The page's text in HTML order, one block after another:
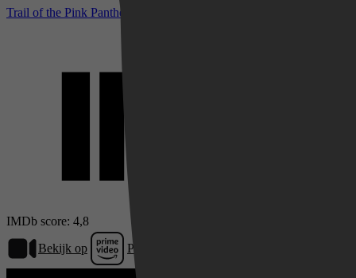
Trail of the Pink Panther bij IMDb
IMDb score: 4,8
Bekijk op
Prime Video